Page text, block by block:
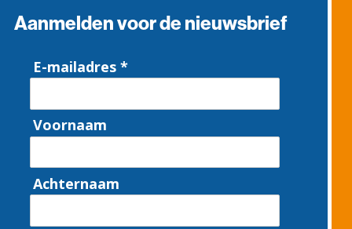
Aanmelden voor de nieuwsbrief
E-mailadres *
Voornaam
Achternaam